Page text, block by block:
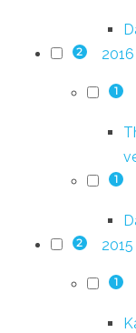
2 2016
1
1
2 2015
1